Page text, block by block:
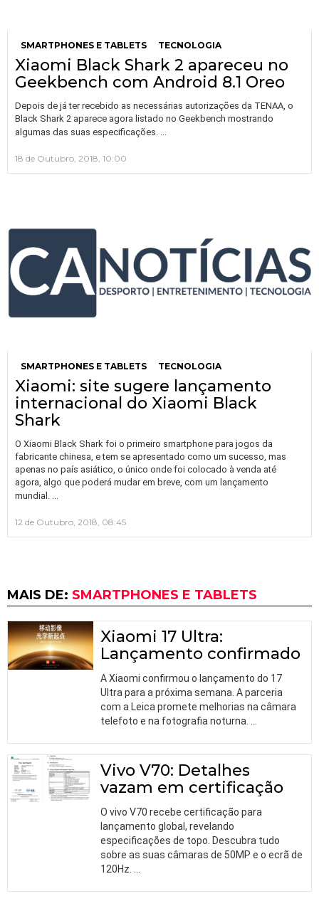
SMARTPHONES E TABLETS TECNOLOGIA
Xiaomi Black Shark 2 apareceu no
Geekbench com Android 8.1 Oreo
Depois de já ter recebido as necessárias autorizações da TENAA, o
Black Shark 2 aparece agora listado no Geekbench mostrando
algumas das suas especificações.
18 de Outubro, 2018, 10:00
SMARTPHONES E TABLETS TECNOLOGIA
Xiaomi: site sugere lançamento
internacional do Xiaomi Black
Shark
O Xiaomi Black Shark foi o primeiro smartphone para jogos da
fabricante chinesa, e tem se apresentado como um sucesso, mas
apenas no país asiático, o único onde foi colocado à venda até
agora, algo que poderá mudar em breve, com um lançamento
mundial. …
12 de Outubro, 2018, 08:45
MAIS DE: SMARTPHONES E TABLETS
Xiaomi 17 Ultra:
Lançamento confirmado
A Xiaomi confirmou o lançamento do 17
Ultra para a próxima semana. A parceria
com a Leica promete melhorias na câmara
telefoto e na fotografia noturna. …
Vivo V70: Detalhes
vazam em certificação
O vivo V70 recebe certificação para
lançamento global, revelando
especificações de topo. Descubra tudo
sobre as suas câmaras de 50MP e o ecrã de
120Hz. …